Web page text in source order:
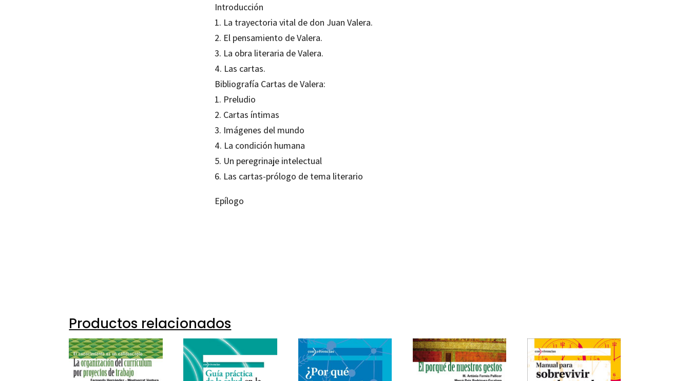
Introducción
1. La trayectoria vital de don Juan Valera.
2. El pensamiento de Valera.
3. La obra literaria de Valera.
4. Las cartas.
Bibliografía Cartas de Valera:
1. Preludio
2. Cartas íntimas
3. Imágenes del mundo
4. La condición humana
5. Un peregrinaje intelectual
6. Las cartas-prólogo de tema literario
Epílogo
Productos relacionados